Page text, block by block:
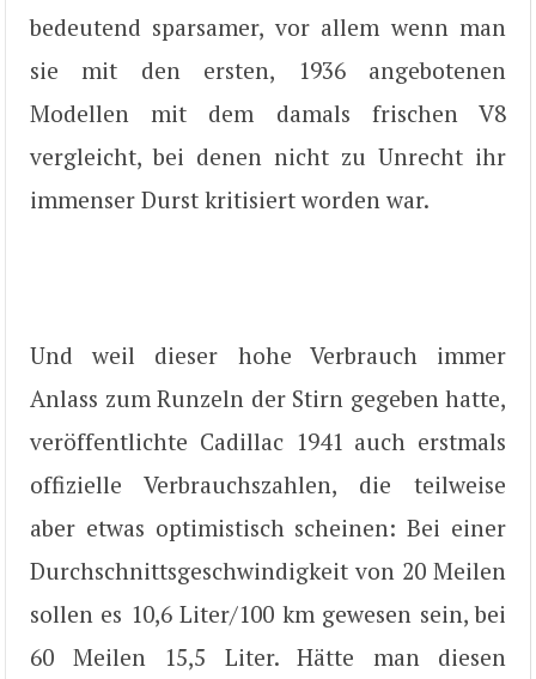
bedeutend sparsamer, vor allem wenn man
sie mit den ersten, 1936 angebotenen
Modellen mit dem damals frischen V8
vergleicht, bei denen nicht zu Unrecht ihr
immenser Durst kritisiert worden war.
Und weil dieser hohe Verbrauch immer
Anlass zum Runzeln der Stirn gegeben hatte,
veröffentlichte Cadillac 1941 auch erstmals
offizielle Verbrauchszahlen, die teilweise
aber etwas optimistisch scheinen: Bei einer
Durchschnittsgeschwindigkeit von 20 Meilen
sollen es 10,6 Liter/100 km gewesen sein, bei
60 Meilen 15,5 Liter. Hätte man diesen